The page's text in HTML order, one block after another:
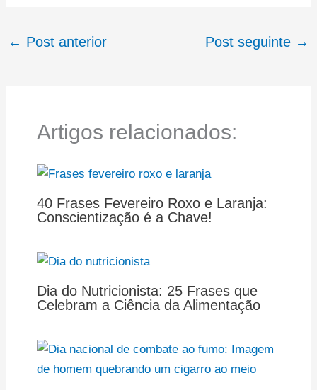
← Post anterior Post seguinte →
Artigos relacionados:
40 Frases Fevereiro Roxo e Laranja:
Conscientização é a Chave!
Dia do Nutricionista: 25 Frases que
Celebram a Ciência da Alimentação